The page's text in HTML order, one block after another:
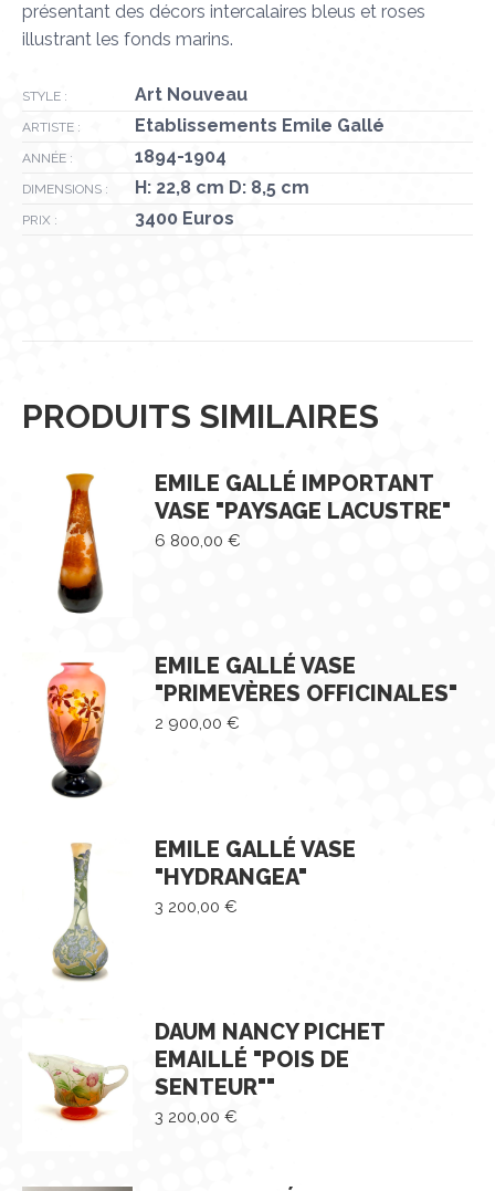
présentant des décors intercalaires bleus et roses
illustrant les fonds marins.
STYLE : Art Nouveau
ARTISTE : Etablissements Emile Gallé
ANNÉE : 1894-1904
DIMENSIONS : H: 22,8 cm D: 8,5 cm
PRIX : 3400 Euros
PRODUITS SIMILAIRES
EMILE GALLÉ IMPORTANT
VASE "PAYSAGE LACUSTRE"
6 800,00 €
EMILE GALLÉ VASE
"PRIMEVÈRES OFFICINALES"
2 900,00 €
EMILE GALLÉ VASE
"HYDRANGEA"
3 200,00 €
DAUM NANCY PICHET
EMAILLÉ "POIS DE
SENTEUR""
3 200,00 €